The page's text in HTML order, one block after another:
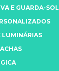
E GUARDA-SOL
LUMINÁRIAS